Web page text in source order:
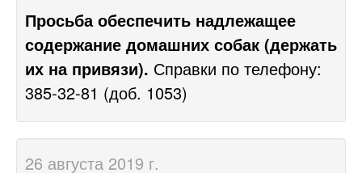
Просьба обеспечить надлежащее
содержание домашних собак (держать
их на привязи). Справки по телефону:
385-32-81 (доб. 1053)
26 августа 2019 г.